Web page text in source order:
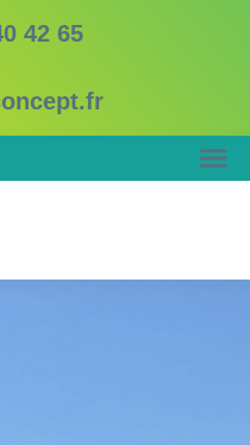
42 65